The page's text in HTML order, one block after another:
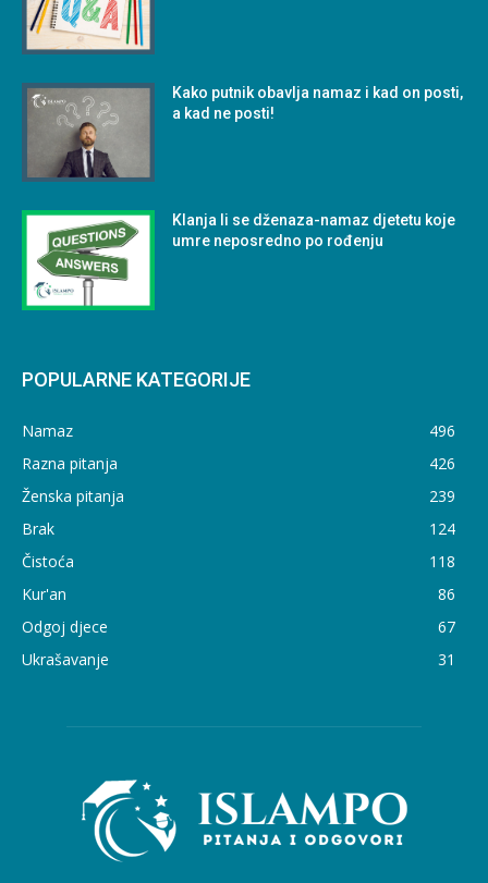
Kako putnik obavlja namaz i kad on posti,
a kad ne posti!
Klanja li se dženaza-namaz djetetu koje
umre neposredno po rođenju
POPULARNE KATEGORIJE
Namaz
496
Razna pitanja
426
Ženska pitanja
239
Brak
124
Čistoća
118
Kur'an
86
Odgoj djece
67
Ukrašavanje
31